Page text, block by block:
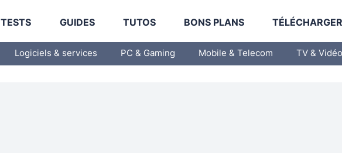
TESTS GUIDES TUTOS BONS PLANS
Logiciels & services PC & Gaming Mobile & Telecom TV & Vidéo